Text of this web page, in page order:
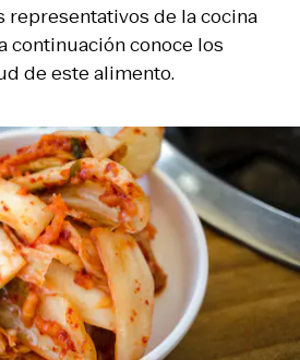
representativos de la cocina
continuación conoce los
de este alimento.